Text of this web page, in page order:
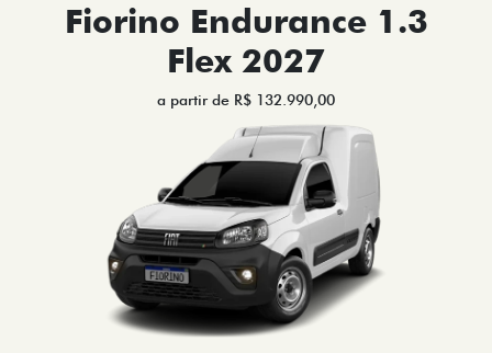
Fiorino Endurance 1.3
Flex 2027
a partir de R$ 132.990,00